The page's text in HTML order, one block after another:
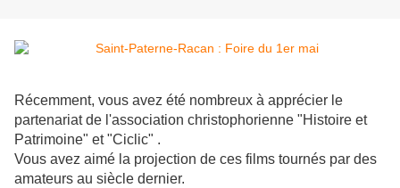
Récemment, vous avez été nombreux à apprécier le
partenariat de l'association christophorienne "Histoire et
Patrimoine" et "Ciclic" .
Vous avez aimé la projection de ces films tournés par des
amateurs au siècle dernier.